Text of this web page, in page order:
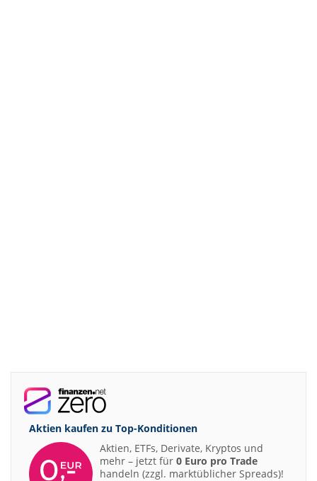
Aktien kaufen zu Top-Konditionen
Aktien, ETFs, Derivate, Kryptos und
mehr – jetzt für 0 Euro pro Trade
handeln (zzgl. marktüblicher Spreads)!